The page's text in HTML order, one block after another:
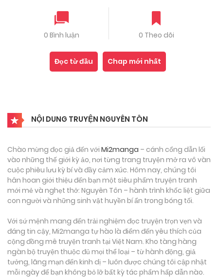
0 Bình luận 0 Theo dõi
Đọc từ đầu Chap mới nhất
NỘI DUNG TRUYỆN NGUYÊN TÔN
Chào mừng đọc giả đến với Mi2manga – cánh cổng dẫn lối
vào những thế giới kỳ ảo, nơi từng trang truyện mở ra vô vàn
cuộc phiêu lưu kỳ bí và đầy cảm xúc. Hôm nay, chúng tôi
hân hoan giới thiệu đến bạn một siêu phẩm truyện tranh
mới mẻ và nghẹt thở: Nguyên Tôn – hành trình khốc liệt giữa
con người và những sinh vật huyền bí ẩn trong bóng tối.
Với sứ mệnh mang đến trải nghiệm đọc truyện trọn vẹn và
đáng tin cậy, Mi2manga tự hào là điểm đến yêu thích của
cộng đồng mê truyện tranh tại Việt Nam. Kho tàng hàng
ngàn bộ truyện thuộc đủ mọi thể loại – từ hành động, giả
tưởng, lãng mạn đến kinh dị – luôn được chúng tôi cập nhật
mỗi ngày để bạn không bỏ lỡ bất kỳ tác phẩm hấp dẫn nào.